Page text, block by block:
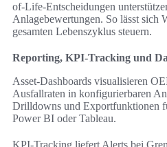
of-Life-Entscheidungen
Anlagebewertungen. So lässt sich
gesamten Lebenszyklus steuern.
Reporting, KPI-Tracking und
Asset-Dashboards visualisieren
Ausfallraten in konfigurierbaren
Drilldowns und Exportfunktionen
Power BI oder Tableau.